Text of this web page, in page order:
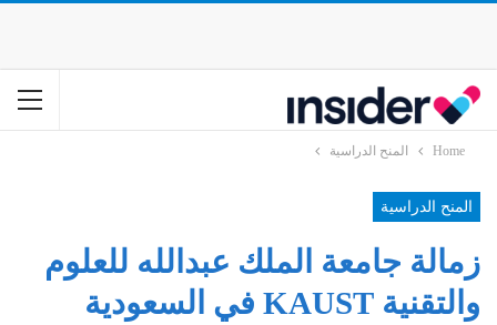
Home المنح الدراسية
المنح الدراسية
زمالة جامعة الملك عبدالله للعلوم
والتقنية KAUST في السعودية